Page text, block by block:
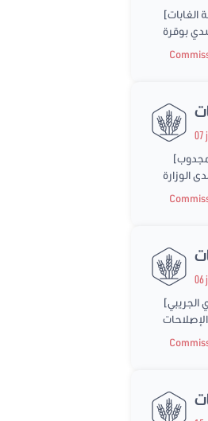
[الإستماع إلى جهة المبادرة التشريعية حول مقترح القانون عدة 2017/54 المتعلق بالفصل 15 من مجلة الغابات] شروع عمل اللجنة :09:50 الحضور : الزهير رجبي ، عبير عبدلي،
بوقرة
07
[الإستماع إلى وزير الداخلية هادي المجدوب] ظاهرة سرقة المواشي سجلت في السنوات الأخيرة ارتفاعا هامّا وفي بعض الحالات تمّ استعمال أسلحة بيضاء، لا بد من الأخذ
الوزارة
06
[الإستماع إلى وزير العدل غازي الجريبي] في بعض الأحيان يقع تسليط الضوء على سرقات مربوطة بحيز زمني وجغرافي معين بسبب ارتفاع نسبها و يجب التآزر مع ضحاياها